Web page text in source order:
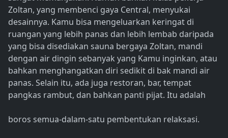
Zoltan, yang membenci gaya Central, menyukai
desainnya. Kamu bisa mengeluarkan keringat di
ruangan yang lebih panas dan lebih lembab daripada
yang bisa disediakan sauna bergaya Zoltan, mandi
dengan air dingin sebanyak yang Kamu inginkan, atau
bahkan menghangatkan diri sedikit di bak mandi air
panas. Selain itu, ada juga restoran, bar, tempat
pangkas rambut, dan bahkan panti pijat. Itu adalah
boros semua-dalam-satu pembentukan relaksasi.